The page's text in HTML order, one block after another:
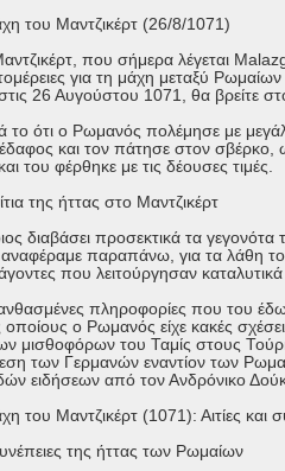
του Μαντζικέρτ (26/8/1071)
που σήμερα λέγεται
για τη μάχη μεταξύ
στις 26 Αυγούστου 1071, θα βρείτε
το ότι ο Ρωμανός πολέμησε με
και τον πάτησε στον σβέρκο,
του φέρθηκε με τις δέουσες τιμές.
της ήττας στο Μαντζικέρτ
διαβάσει προσεκτικά τα
παραπάνω, για τα λάθη
που λειτούργησαν
πληροφορίες που του
οποίους ο Ρωμανός είχε κακές
μισθοφόρων του Ταμίς στους
των Γερμανών εναντίον των
ειδήσεων από τον Ανδρόνικο
του Μαντζικέρτ (1071): Αιτίες
της ήττας των Ρωμαίων